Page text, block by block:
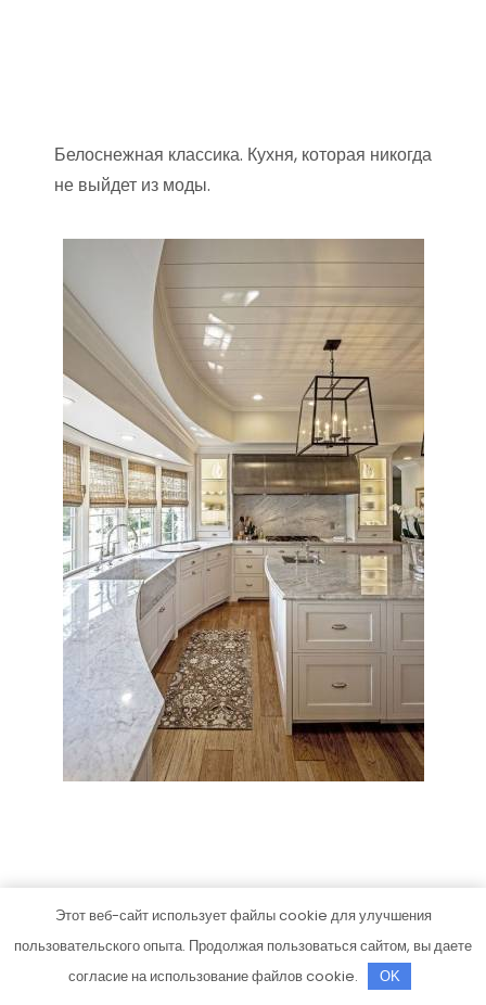
Белоснежная классика. Кухня, которая никогда
не выйдет из моды.
Этот веб-сайт использует файлы cookie для улучшения
пользовательского опыта. Продолжая пользоваться сайтом, вы даете
согласие на использование файлов cookie.
OK